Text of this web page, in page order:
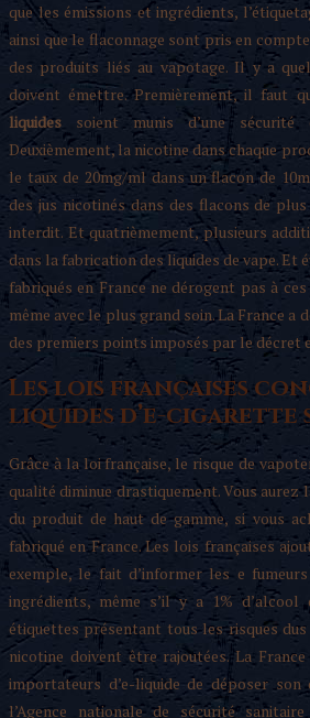
que les émissions et ingrédients,
ainsi que le flaconnage sont pris en
des produits liés au vapotage. Il y a
doivent émettre. Premièrement, il faut
liquides soient munis d’une sécurité
Deuxièmement, la nicotine dans chaque
le taux de 20mg/ml dans un flacon de
des jus nicotinés dans des flacons de
interdit. Et quatrièmement, plusieurs
dans la fabrication des liquides de vape. Et
fabriqués en France ne dérogent pas à
même avec le plus grand soin. La France a
des premiers points imposés par le décret
Les lois françaises
liquides d’e-cigarette
Grâce à la loi française, le risque de
qualité diminue drastiquement. Vous aurez
du produit de haut de gamme, si vous
fabriqué en France. Les lois françaises
exemple, le fait d’informer les e
ingrédients, même s’il y a 1% d’alcool
étiquettes présentant tous les risques
nicotine doivent être rajoutées. La
importateurs d’e-liquide de déposer
l’Agence nationale de sécurité